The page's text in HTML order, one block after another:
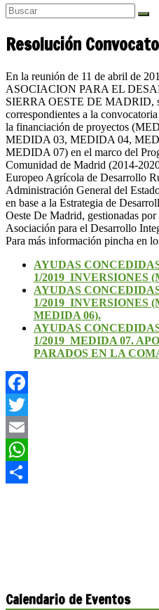
Resolución
En la reunión de 11 de abril de
ASOCIACION PARA EL
SIERRA OESTE DE MADRID,
correspondientes a la
la financiación de proyectos
MEDIDA 03, MEDIDA 04,
MEDIDA 07) en el marco del
Comunidad de Madrid (2014-
Europeo Agrícola de Desarrollo
Administración General del
en base a la Estrategia de
Oeste De Madrid, gestionadas
Asociación para el Desarrollo
Para más información pincha en
AYUDAS
1/2019_INVERSIONES
AYUDAS
1/2019_INVERSIONES
MEDIDA 06).
AYUDAS
1/2019_MEDIDA 07.
PARADOS EN LA
Facebook
Twitter
Email
WhatsApp
Calendario de Eventos